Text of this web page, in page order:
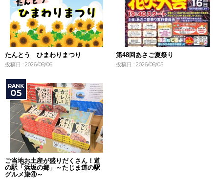
たんとう ひまわりまつり
投稿日 : 2026/08/06
第48回あさご夏祭り
投稿日 : 2026/08/05
ご当地お土産が盛りだくさん！道
の駅「浜坂の郷」～たじま道の駅
グルメ旅④～